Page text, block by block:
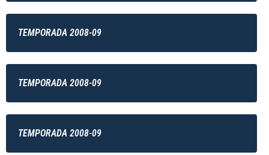
TEMPORADA 2008-09
TEMPORADA 2008-09
TEMPORADA 2008-09